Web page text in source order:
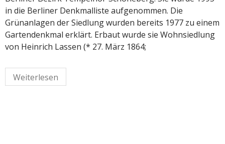
in die Berliner Denkmalliste aufgenommen. Die
Grünanlagen der Siedlung wurden bereits 1977 zu einem
Gartendenkmal erklärt. Erbaut wurde sie Wohnsiedlung
von Heinrich Lassen (* 27. März 1864;
Weiterlesen